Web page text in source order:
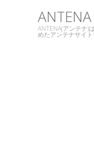
ANTENA
ANTENA(アンテナ)
めたアンテナサイ